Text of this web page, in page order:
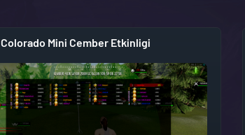
Colorado Mini Cember Etkinligi